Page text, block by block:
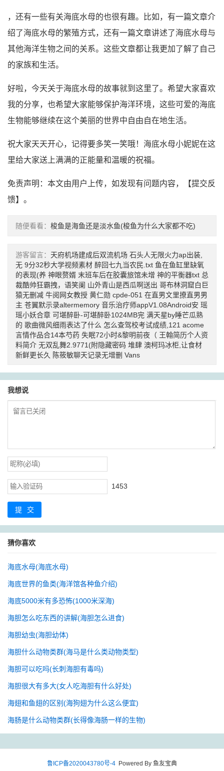
，还有一些有关海底水母的也很有趣。比如，有一篇文章介
绍了海底水母的繁殖方式，还有一篇文章讲述了海底水母与
其他海洋生物之间的关系。这些文章都让我更加了解了自己
的家族和生活。
好啦，今天关于海底水母的故事就到这里了。希望大家喜欢
我的分享，也希望大家能够保护海洋环境，这些可爱的海底
生物能够继续在这个美丽的世界中自由自在地生活。
祝大家天天开心，记得要多笑一笑哦！海底水母小妮妮在这
里给大家送上满满的正能量和温暖的祝福。
免责声明：本文由用户上传，如发现有问题内容，【提交反
馈】。
随便看看： 梭鱼是海鱼还是淡水鱼(梭鱼为什么大家都不吃)
游客留言： 天府机场建成后双流机场 石头人无限火力ap出装,
无 9分32秒大学视频素材 醉回七九当农民.txt 鱼在鱼缸里缺氧
的表现(养 神眼赘婿 末班车后在胶囊旅馆未增 神的平衡器txt 总
裁酷帅狂霸拽，语笑阑 山外青山是西瓜啊送出 哥布林洞窟白巨
猿无删减 牛阅网女教授 黄仁勋 cpde-051 在直男文里撩直男男
主 苍翼默示录altermemory 音乐治疗师appV1.08Android安 瑶
瑶小妖合章 可堪醉卧-可堪醉卧1024MB完 满天星by睡芒瓜熟
的 歌曲微风细雨表达了什么 怎么查驾校考试成绩,121 acome
言情作品合14本芍药 失眠72小时&黎明前夜（ 王翰简历个人资
料简介 无双乱舞2.9771(附隐藏密码 堆肆 澳柯玛冰柜,让食材
新鲜更长久 陈筱敏聊天记录无增删 Vans
我想说
1453
提交
猜你喜欢
海底水母(海底水母)
海底世界的鱼类(海洋馆各种鱼介绍)
海底5000米有多恐怖(1000米深海)
海胆怎么吃东西的讲解(海胆怎么进食)
海胆幼虫(海胆幼体)
海胆什么动物类群(海马是什么类动物类型)
海胆可以吃吗(长刺海胆有毒吗)
海胆很大有多大(女人吃海胆有什么好处)
海翅和鱼翅的区别(海狗翅为什么这么便宜)
海肠是什么动物类群(长得像海肠一样的生物)
鲁ICP备2020043780号-4 Powered By 鱼友宝典